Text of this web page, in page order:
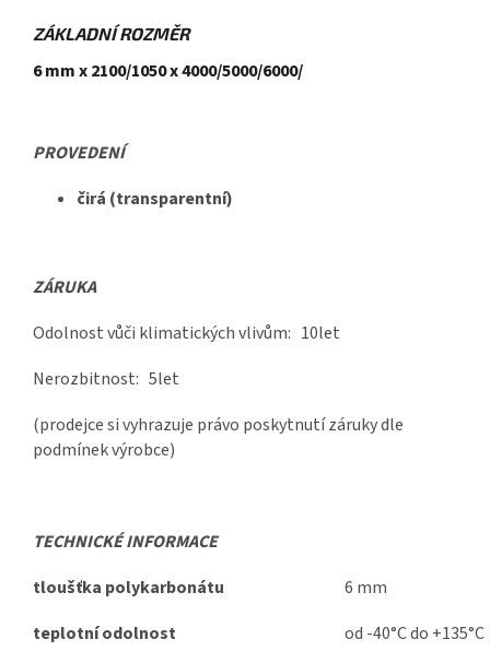
ZÁKLADNÍ ROZMĚR
6 mm x2100/1050 x 4000/5000/6000/
PROVEDENÍ
čirá (transparentní)
ZÁRUKA
Odolnost vůči klimatických vlivům: 10let
Nerozbitnost: 5let
(prodejce si vyhrazuje právo poskytnutí záruky dle
podmínek výrobce)
TECHNICKÉ INFORMACE
tloušťka polykarbonátu
6 mm
teplotní odolnost
od -40°C do +135°C